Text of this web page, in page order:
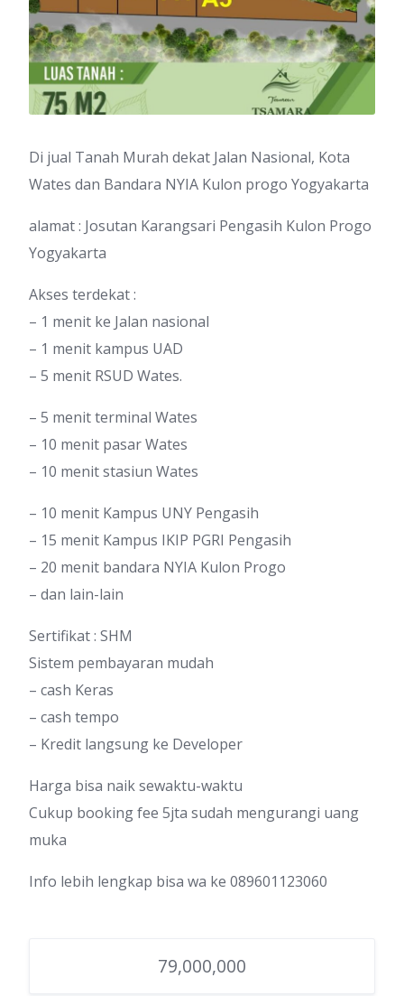
Di jual Tanah Murah dekat Jalan Nasional, Kota
Wates dan Bandara NYIA Kulon progo Yogyakarta
alamat : Josutan Karangsari Pengasih Kulon Progo
Yogyakarta
Akses terdekat :
– 1 menit ke Jalan nasional
– 1 menit kampus UAD
– 5 menit RSUD Wates.
– 5 menit terminal Wates
– 10 menit pasar Wates
– 10 menit stasiun Wates
– 10 menit Kampus UNY Pengasih
– 15 menit Kampus IKIP PGRI Pengasih
– 20 menit bandara NYIA Kulon Progo
– dan lain-lain
Sertifikat : SHM
Sistem pembayaran mudah
– cash Keras
– cash tempo
– Kredit langsung ke Developer
Harga bisa naik sewaktu-waktu
Cukup booking fee 5jta sudah mengurangi uang
muka
Info lebih lengkap bisa wa ke 089601123060
79,000,000